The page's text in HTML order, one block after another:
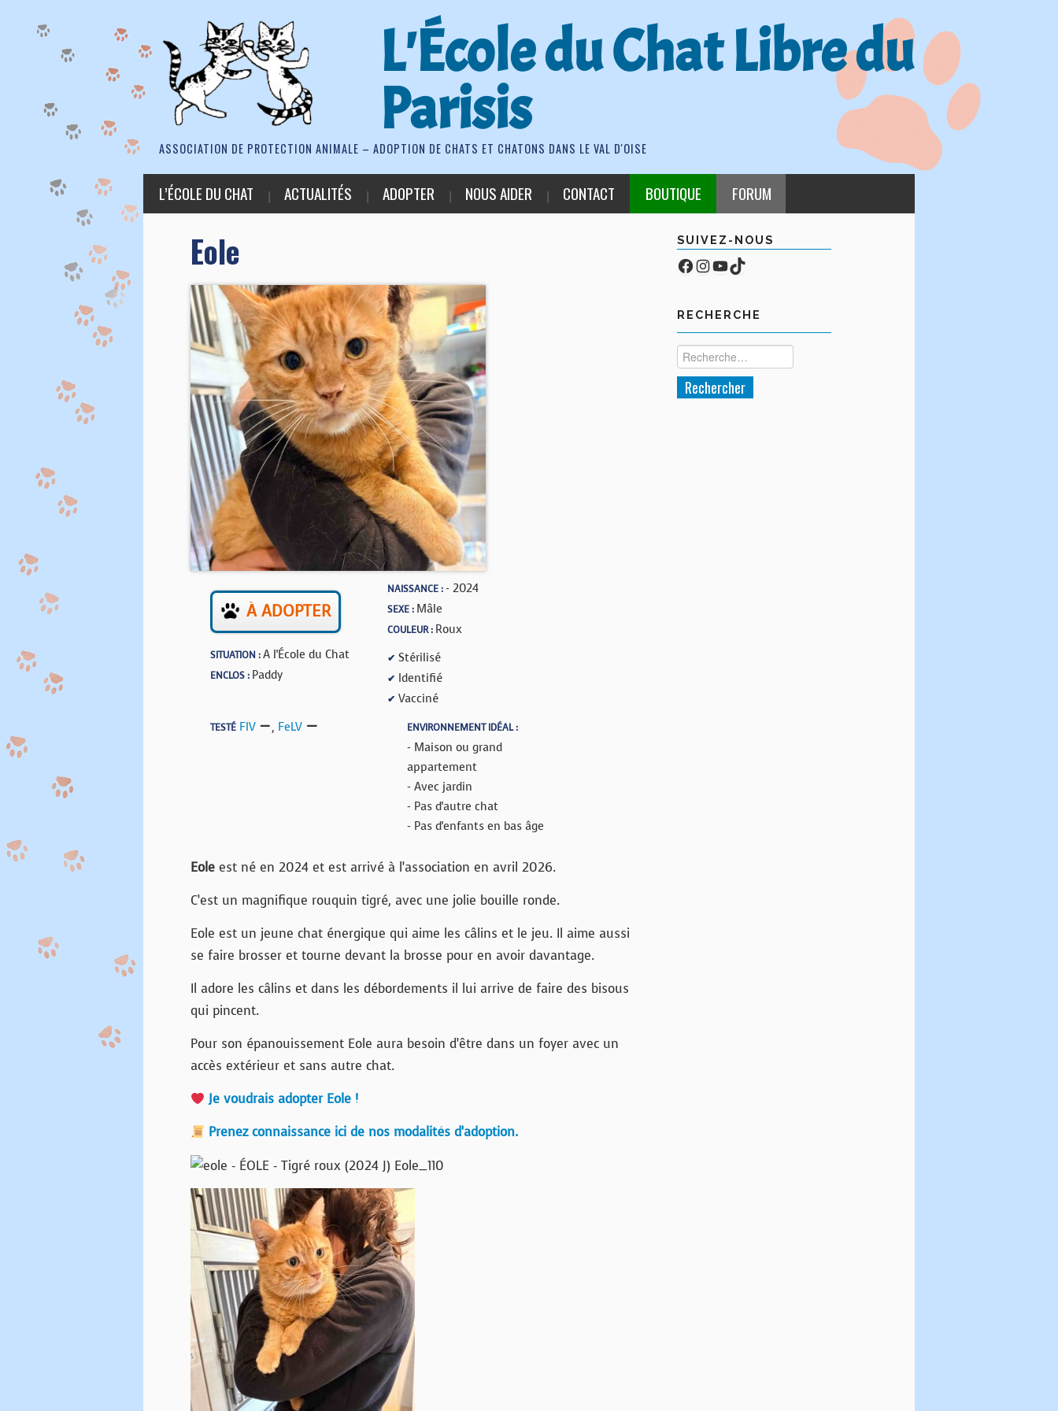
L'École du Chat Libre du
Parisis
ASSOCIATION DE PROTECTION ANIMALE – ADOPTION DE CHATS ET CHATONS DANS LE VAL D'OISE
L’ÉCOLE DU CHAT ACTUALITÉS ADOPTER NOUS AIDER CONTACT BOUTIQUE FORUM
Eole
À ADOPTER
SITUATION :A l'École du Chat
ENCLOS : Paddy
NAISSANCE :- 2024
SEXE : Mâle
COULEUR : Roux
✔ Stérilisé
✔ Identifié
✔ Vacciné
TESTÉ FIV , FeLV ENVIRONNEMENT IDÉAL :
- Maison ou grand
appartement
- Avec jardin
- Pas d'autre chat
- Pas d'enfants en bas âge
Eole est né en 2024 et est arrivé à l’association en avril 2026.
C’est un magnifique rouquin tigré, avec une jolie bouille ronde.
Eole est un jeune chat énergique qui aime les câlins et le jeu. Il aime aussi
se faire brosser et tourne devant la brosse pour en avoir davantage.
Il adore les câlins et dans les débordements il lui arrive de faire des bisous
qui pincent.
Pour son épanouissement Eole aura besoin d’être dans un foyer avec un
accès extérieur et sans autre chat.
Je voudrais adopter Eole !
Prenez connaissance ici de nos modalités d’adoption.
SUIVEZ-NOUS
Facebook
Compte Instagram
YouTube
TikTok
RECHERCHE